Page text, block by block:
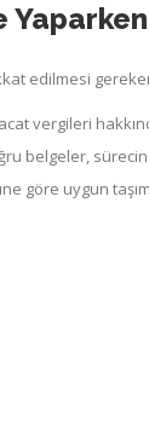
edilmesi
vergileri
belgeler,
göre uygun